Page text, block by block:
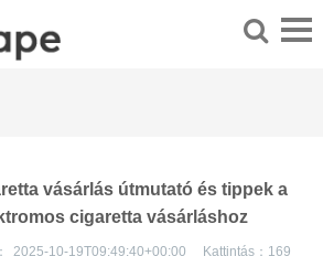
vásárlás útmutató és tippek a
cigaretta vásárláshoz
2025-10-19T09:49:40+00:00 Kattintás： 169